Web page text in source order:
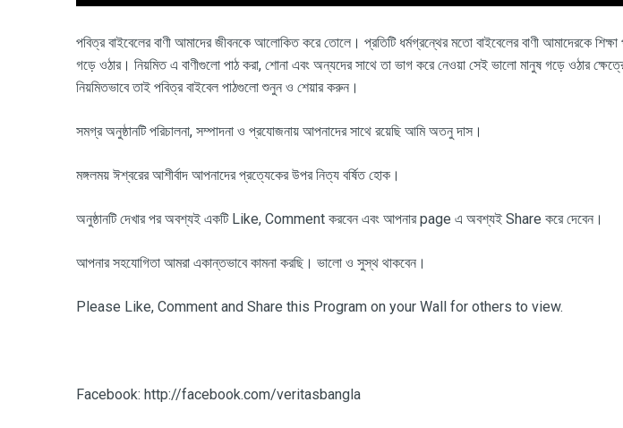
পবিত্র বাইবেলের বাণী আমাদের জীবনকে আলোকিত করে তোলে। প্রতিটি ধর্মগ্রন্থের মতো বাইবেলের বাণী আমাদেরকে
গড়ে ওঠার। নিয়মিত এ বাণীগুলো পাঠ করা, শোনা এবং অন্যদের সাথে তা ভাগ করে নেওয়া সেই ভালো মানুষ গড়ে ওঠার
নিয়মিতভাবে তাই পবিত্র বাইবেল পাঠগুলো শুনুন ও শেয়ার করুন।
সমগ্র অনুষ্ঠানটি পরিচালনা, সম্পাদনা ও প্রযোজনায় আপনাদের সাথে রয়েছি আমি অতনু দাস।
মঙ্গলময় ঈশ্বরের আশীর্বাদ আপনাদের প্রত্যেকের উপর নিত্য বর্ষিত হোক।
অনুষ্ঠানটি দেখার পর অবশ্যই একটি Like, Comment করবেন এবং আপনার page এ অবশ্যই Share করে দেবেন।
আপনার সহযোগিতা আমরা একান্তভাবে কামনা করছি। ভালো ও সুস্থ থাকবেন।
Please Like, Comment and Share this Program on your Wall for others to view.
Facebook: http://facebook.com/veritasbangla